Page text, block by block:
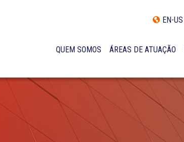
EN-US
QUEM SOMOS
INCLUSÃO E DIVERSIDADE
INTERNATIONAL NETWORK
NOSSA EQUIPE
ÁREAS DE ATUAÇÃO